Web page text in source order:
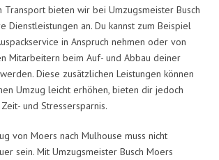
bieten wir bei Umzugsmeister Busch
Dienstleistungen an. Du kannst zum Beispiel
in Anspruch nehmen oder von
Mitarbeitern beim Auf- und Abbau deiner
Diese zusätzlichen Leistungen können
Umzug leicht erhöhen, bieten dir jedoch
und Stressersparnis.
von Moers nach Mulhouse muss nicht
sein. Mit Umzugsmeister Busch Moers